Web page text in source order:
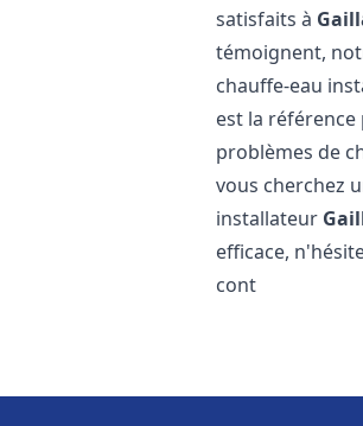
satisfaits à
témoignent,
chauffe-eau
est la
problèmes de
vous cherchez
installateur
efficace,
cont